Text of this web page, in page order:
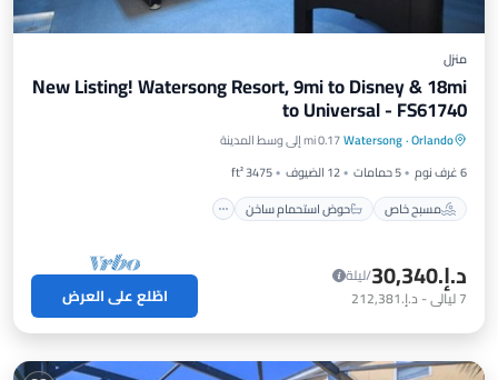
منزل
New Listing! Watersong Resort, 9mi to Disney & 18mi
to Universal - FS61740
Orlando
·
Watersong0.17 mi إلى وسط المدينة
6 غرف نوم
5 حمامات 12 الضيوف
3475 ft²
مسبح خاص
حوض استحمام ساخن
مسبح خاص
حوض استحمام ساخن
موقف سيارات
مسبح
د.إ.‏30,340
/ليلة
7ليالي- د.إ.‏212,381 اطّلع على العرض